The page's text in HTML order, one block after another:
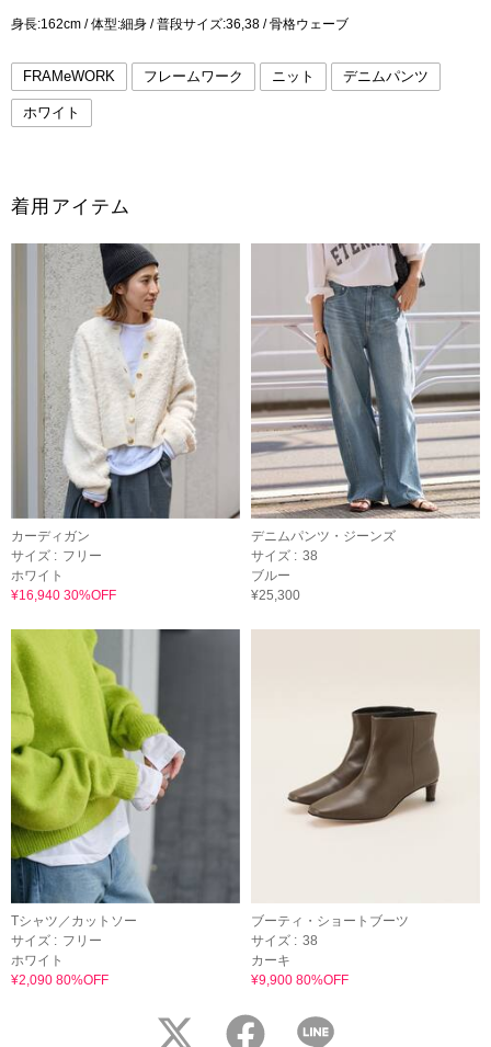
身長:162cm / 体型:細身 / 普段サイズ:36,38 / 骨格ウェーブ
FRAMeWORK フレームワーク ニット デニムパンツ
ホワイト
着用アイテム
カーディガン
サイズ : フリー
ホワイト
¥16,940 30%OFF
デニムパンツ・ジーンズ
サイズ : 38
ブルー
¥25,300
Tシャツ／カットソー
サイズ : フリー
ホワイト
¥2,090 80%OFF
ブーティ・ショートブーツ
サイズ : 38
カーキ
¥9,900 80%OFF
twitter facebook